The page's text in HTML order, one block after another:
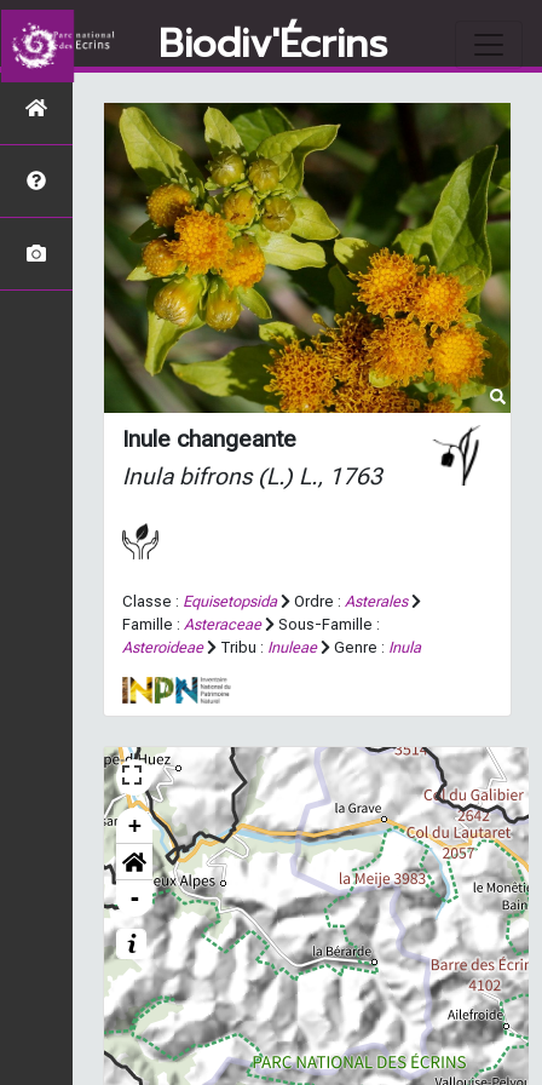
Biodiv'Écrins
Inule changeante
Inula bifrons(L.) L., 1763
Classe : Equisetopsida Ordre : Asterales
Famille : Asteraceae
Sous-Famille :
Asteroideae
Tribu : Inuleae Genre : Inula
+
-